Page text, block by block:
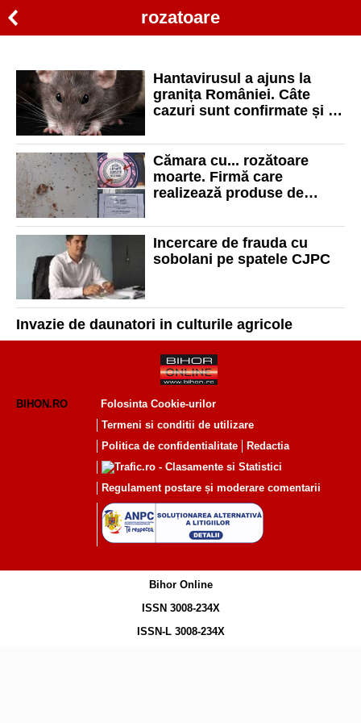
rozatoare
Hantavirusul a ajuns la
granița României. Câte
cazuri sunt confirmate și ce
virus
Cămara cu... rozătoare
moarte. Firmă care
realizează produse de
închisă temporar
Incercare de frauda cu
sobolani pe spatele CJPC
Invazie de daunatori in culturile agricole
BIHON.RO
Folosinta Cookie-urilor
Termeni si conditii de utilizare
Politica de confidentialitate
Redactia
Regulament postare și moderare comentarii
Bihor Online
ISSN 3008-234X
ISSN-L 3008-234X